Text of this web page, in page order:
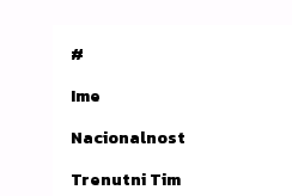
#
Ime
Nacionalnost
Trenutni Tim